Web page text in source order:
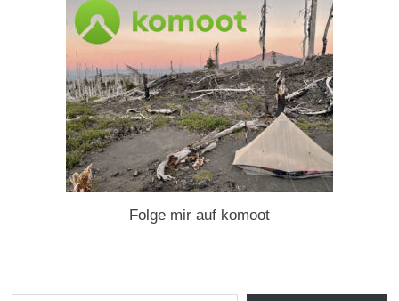
Folge mir auf komoot